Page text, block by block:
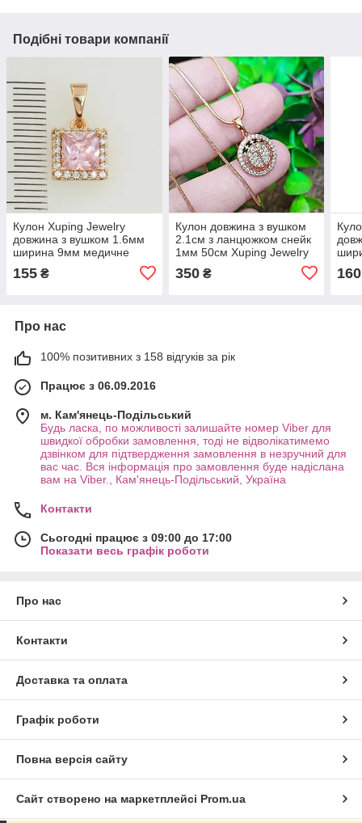
Подібні товари компанії
Кулон Xuping Jewelry
довжина з вушком 1.6мм
ширина 9мм медичне
золото позолота 18К 5406
155 ₴
Кулон довжина з вушком
2.1см з ланцюжком снейк
1мм 50см Xuping Jewelry
350₴ 160
Про нас
100% позитивних з 158 відгуків за рік
Працює з 06.09.2016
м. Кам'янець-Подільський
Будь ласка, по можливості залишайте номер Viber для
швидкої обробки замовлення, тоді не відволікатимемо
дзвінком для підтвердження замовлення в незручний для
вас час. Вся інформація про замовлення буде надіслана
вам на Viber., Кам'янець-Подільський, Україна
Контакти
Сьогодні працює з 09:00 до 17:00
Показати весь графік роботи
Про нас
Контакти
Доставка та оплата
Графік роботи
Повна версія сайту
Сайт створено на маркетплейсі Prom.ua